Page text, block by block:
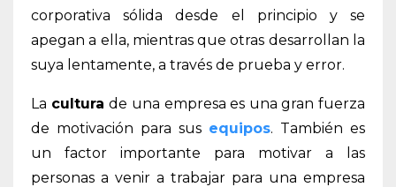
corporativa sólida desde el principio y se
apegan a ella, mientras que otras desarrollan la
suya lentamente, a través de prueba y error.
La culturade una empresa es una gran fuerza
de motivación para sus equipos. También es
un factor importante para motivar a las
personas a venir a trabajar para una empresa